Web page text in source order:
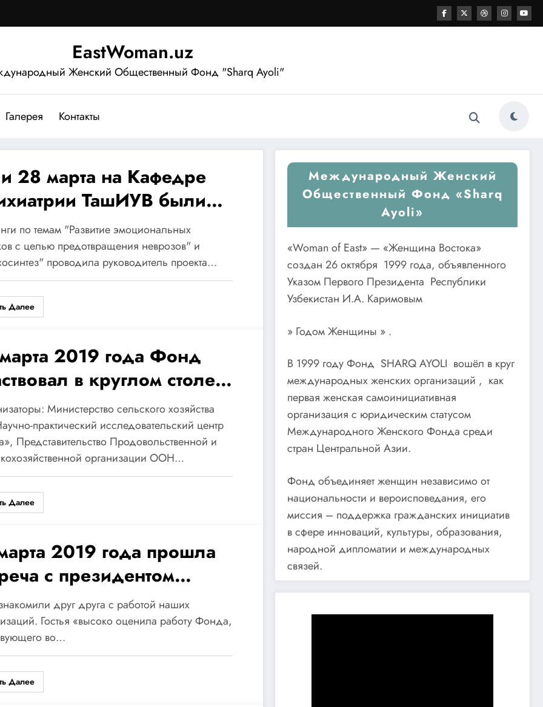
EastWoman.uz
Женский Общественный Фонд "Sharq Ayoli"
Галерея Контакты
28 марта на Кафедре
ТашИУВ были
тренинги
по темам "Развитие эмоциональных
с целью предотвращения неврозов" и
проводила руководитель проекта…
Далее
2019 года Фонд
в круглом столе
вопросам гендерного
сельского
и развития сельских
Министерство сельского хозяйства
практический исследовательский центр
Представительство Продовольственной и
организации ООН…
Далее
2019 года прошла
с президентом
Европейского
коммерческого
госпожой
(КНР).
друг друга с работой наших
Гостья «высоко оценила работу Фонда,
во…
Далее
Международный Женский
Общественный Фонд «Sharq
Ayoli»
«Woman of East» — «Женщина Востока»
создан 26 октября 1999 года, объявленного
Указом Первого Президента Республики
Узбекистан И.А. Каримовым
» Годом Женщины » .
В 1999 году Фонд SHARQ AYOLI вошёл в круг
международных женских организаций , как
первая женская самоинициативная
организация с юридическим статусом
Международного Женского Фонда среди
стран Центральной Азии.
Фонд объединяет женщин независимо от
национальности и вероисповедания, его
миссия – поддержка гражданских инициатив
в сфере инноваций, культуры, образования,
народной дипломатии и международных
связей.